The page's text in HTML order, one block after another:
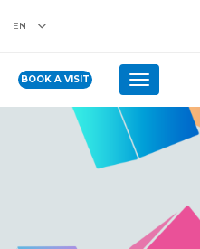
EN
BOOK A VISIT Toggle